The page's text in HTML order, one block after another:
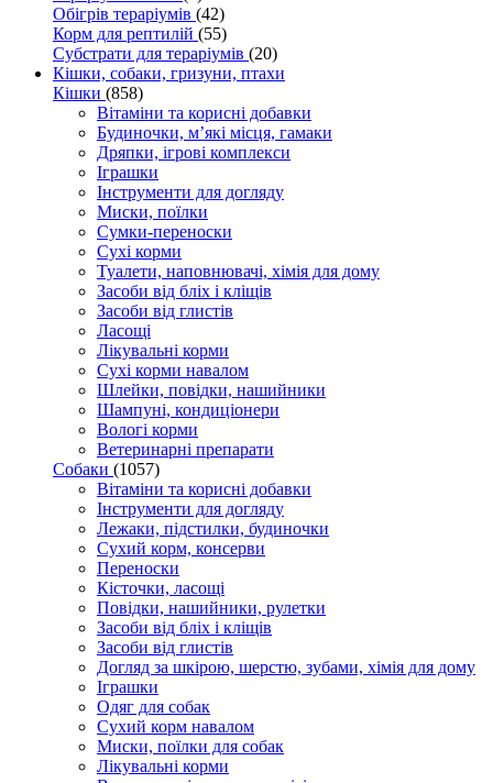
Обігрів тераріумів (42)
Корм для рептилій (55)
Субстрати для тераріумів (20)
Кішки, собаки, гризуни, птахи
Кішки (858)
Вітаміни та корисні добавки
Будиночки, м’які місця, гамаки
Дряпки, ігрові комплекси
Іграшки
Інструменти для догляду
Миски, поїлки
Сумки-переноски
Сухі корми
Туалети, наповнювачі, хімія для дому
Засоби від бліх і кліщів
Засоби від глистів
Ласощі
Лікувальні корми
Сухі корми навалом
Шлейки, повідки, нашийники
Шампуні, кондиціонери
Вологі корми
Ветеринарні препарати
Собаки (1057)
Вітаміни та корисні добавки
Інструменти для догляду
Лежаки, підстилки, будиночки
Сухий корм, консерви
Переноски
Кісточки, ласощі
Повідки, нашийники, рулетки
Засоби від бліх і кліщів
Засоби від глистів
Догляд за шкірою, шерстю, зубами, хімія для дому
Іграшки
Одяг для собак
Сухий корм навалом
Миски, поїлки для собак
Лікувальні корми